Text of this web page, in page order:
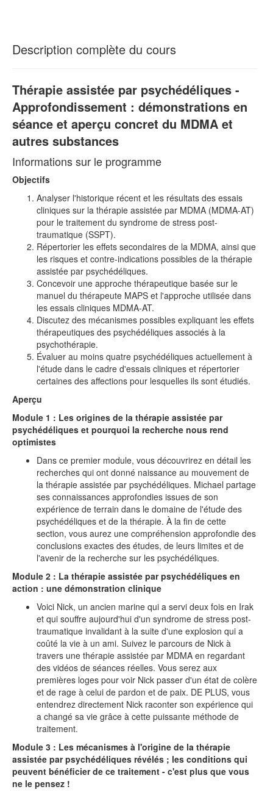
Description complète du cours
Thérapie assistée par psychédéliques -
Approfondissement : démonstrations en
séance et aperçu concret du MDMA et
autres substances
Informations sur le programme
Objectifs
Analyser l'historique récent et les résultats des essais
cliniques sur la thérapie assistée par MDMA (MDMA-AT)
pour le traitement du syndrome de stress post-
traumatique (SSPT).
Répertorier les effets secondaires de la MDMA, ainsi que
les risques et contre-indications possibles de la thérapie
assistée par psychédéliques.
Concevoir une approche thérapeutique basée sur le
manuel du thérapeute MAPS et l'approche utilisée dans
les essais cliniques MDMA-AT.
Discutez des mécanismes possibles expliquant les effets
thérapeutiques des psychédéliques associés à la
psychothérapie.
Évaluer au moins quatre psychédéliques actuellement à
l'étude dans le cadre d'essais cliniques et répertorier
certaines des affections pour lesquelles ils sont étudiés.
Aperçu
Module 1 : Les origines de la thérapie assistée par
psychédéliques et pourquoi la recherche nous rend
optimistes
Dans ce premier module, vous découvrirez en détail les
recherches qui ont donné naissance au mouvement de
la thérapie assistée par psychédéliques. Michael partage
ses connaissances approfondies issues de son
expérience de terrain dans le domaine de l'étude des
psychédéliques et de la thérapie. À la fin de cette
section, vous aurez une compréhension approfondie des
conclusions exactes des études, de leurs limites et de
l'avenir de la recherche sur les psychédéliques.
Module 2 : La thérapie assistée par psychédéliques en
action : une démonstration clinique
Voici Nick, un ancien marine qui a servi deux fois en Irak
et qui souffre aujourd'hui d'un syndrome de stress post-
traumatique invalidant à la suite d'une explosion qui a
coûté la vie à un ami. Suivez le parcours de Nick à
travers une thérapie assistée par MDMA en regardant
des vidéos de séances réelles. Vous serez aux
premières loges pour voir Nick passer d'un état de colère
et de rage à celui de pardon et de paix. DE PLUS, vous
entendrez directement Nick raconter son expérience qui
a changé sa vie grâce à cette puissante méthode de
traitement.
Module 3 : Les mécanismes à l'origine de la thérapie
assistée par psychédéliques révélés ; les conditions qui
peuvent bénéficier de ce traitement - c'est plus que vous
ne le pensez !